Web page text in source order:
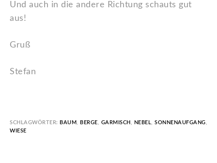
Und auch in die andere Richtung schauts gut
aus!
Gruß
Stefan
SCHLAGWÖRTER: BAUM BERGE GARMISCH NEBEL SONNENAUFGANG
WIESE